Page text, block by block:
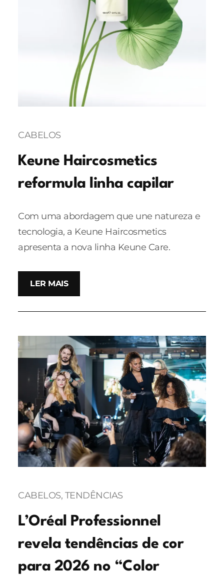
CABELOS
Keune Haircosmetics
reformula linha capilar
Com uma abordagem que une natureza e
tecnologia, a Keune Haircosmetics
apresenta a nova linha Keune Care.
LER MAIS
CABELOS, TENDÊNCIAS
L’Oréal Professionnel
revela tendências de cor
para 2026 no “Color